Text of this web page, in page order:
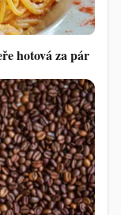
hotová za pár